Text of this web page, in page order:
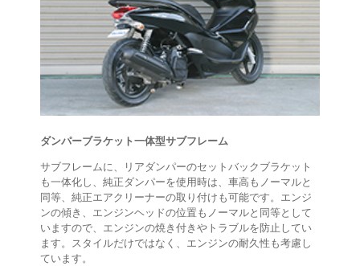
ダンパーブラケット一体型サブフレーム
サブフレームに、リアダンパーのセットバックブラケット
も一体化し、純正ダンパーを使用時は、車高もノーマルと
同等、純正エアクリーナーの取り付けも可能です。エンジ
ンの傾き、エンジンヘッドの位置もノーマルと同等として
いますので、エンジンの焼き付きやトラブルを防止してい
ます。スタイルだけではなく、エンジンの耐久性も考慮し
ています。